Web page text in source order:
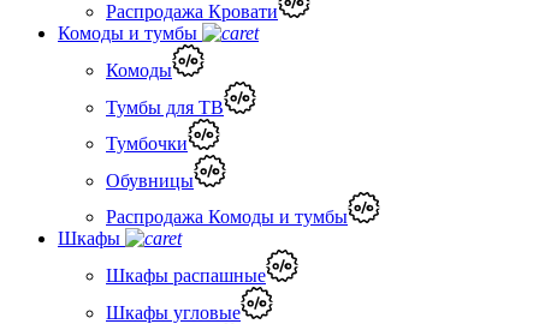
Распродажа Кровати
Комоды и тумбы
Комоды
Тумбы для ТВ
Тумбочки
Обувницы
Распродажа Комоды и тумбы
Шкафы
Шкафы распашные
Шкафы угловые